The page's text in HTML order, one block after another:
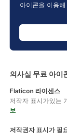
아이콘을 이용
의사실 무료 아이
Flaticon 라이센스
저작자 표시가있는
보
저작권자 표시가 필